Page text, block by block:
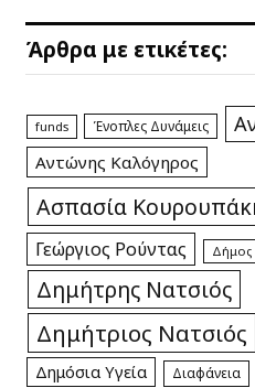
Άρθρα με ετικέτες:
funds Ένοπλες Δυνάμεις
Αντώνης Καλόγηρος
Ασπασία
Γεώργιος Ρούντας Δήμος
Δημήτρης Νατσιός
Δημήτριος Νατσιός
Δημόσια Υγεία Διαφάνεια